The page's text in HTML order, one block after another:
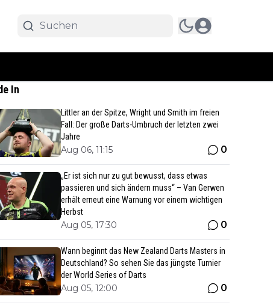
In
Littler an der Spitze, Wright und Smith im freien
Fall: Der große Darts-Umbruch der letzten zwei
Jahre
Aug 06, 11:15 0
„Er ist sich nur zu gut bewusst, dass etwas
passieren und sich ändern muss“ – Van Gerwen
erhält erneut eine Warnung vor einem wichtigen
Herbst
Aug 05, 17:30 0
Wann beginnt das New Zealand Darts Masters in
Deutschland? So sehen Sie das jüngste Turnier
der World Series of Darts
Aug 05, 12:00 0